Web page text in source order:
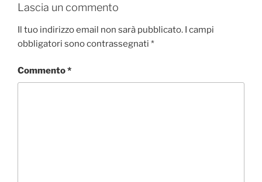
Lascia un commento
Il tuo indirizzo email non sarà pubblicato. I campi
obbligatori sono contrassegnati *
Commento*